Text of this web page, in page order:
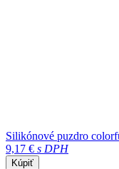
Silikónové puzdro
9,17 € s DPH
Kúpiť